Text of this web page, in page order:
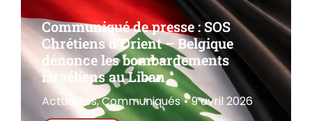
Communiqué de presse : SOS
Chrétiens d’Orient – Belgique
dénonce les bombardements
israéliens au Liban
Actualités,Communiqués 9 avril 2026